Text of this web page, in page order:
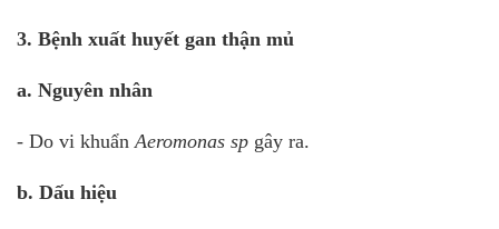
3. Bệnh xuất huyết gan thận mủ
a. Nguyên nhân
- Do vi khuẩn Aeromonas sp gây ra.
b. Dấu hiệu